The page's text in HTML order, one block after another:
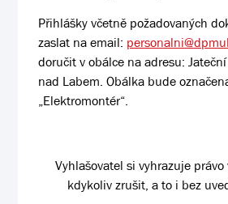
Přihlášky včetně požadovaných
zaslat na email:
doručit v obálce na adresu:
nad Labem. Obálka bude
„Elektromontér“.
Vyhlašovatel si vyhrazuje
kdykoliv zrušit, a to i bez